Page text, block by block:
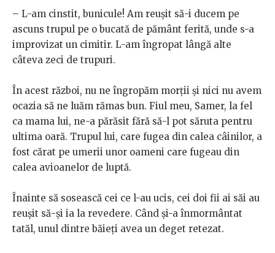
– L-am cinstit, bunicule! Am reușit să-i ducem pe
ascuns trupul pe o bucată de pământ ferită, unde s-a
improvizat un cimitir. L-am îngropat lângă alte
câteva zeci de trupuri.
În acest război, nu ne îngropăm morții și nici nu avem
ocazia să ne luăm rămas bun. Fiul meu, Samer, la fel
ca mama lui, ne-a părăsit fără să-l pot săruta pentru
ultima oară. Trupul lui, care fugea din calea câinilor, a
fost cărat pe umerii unor oameni care fugeau din
calea avioanelor de luptă.
Înainte să sosească cei ce l-au ucis, cei doi fii ai săi au
reușit să-și ia la revedere. Când și-a înmormântat
tatăl, unul dintre băieți avea un deget retezat.